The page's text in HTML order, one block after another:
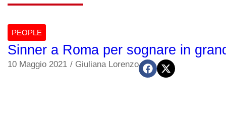
PEOPLE
Sinner a Roma per sognare in
10 Maggio 2021 / Giuliana Lorenzo